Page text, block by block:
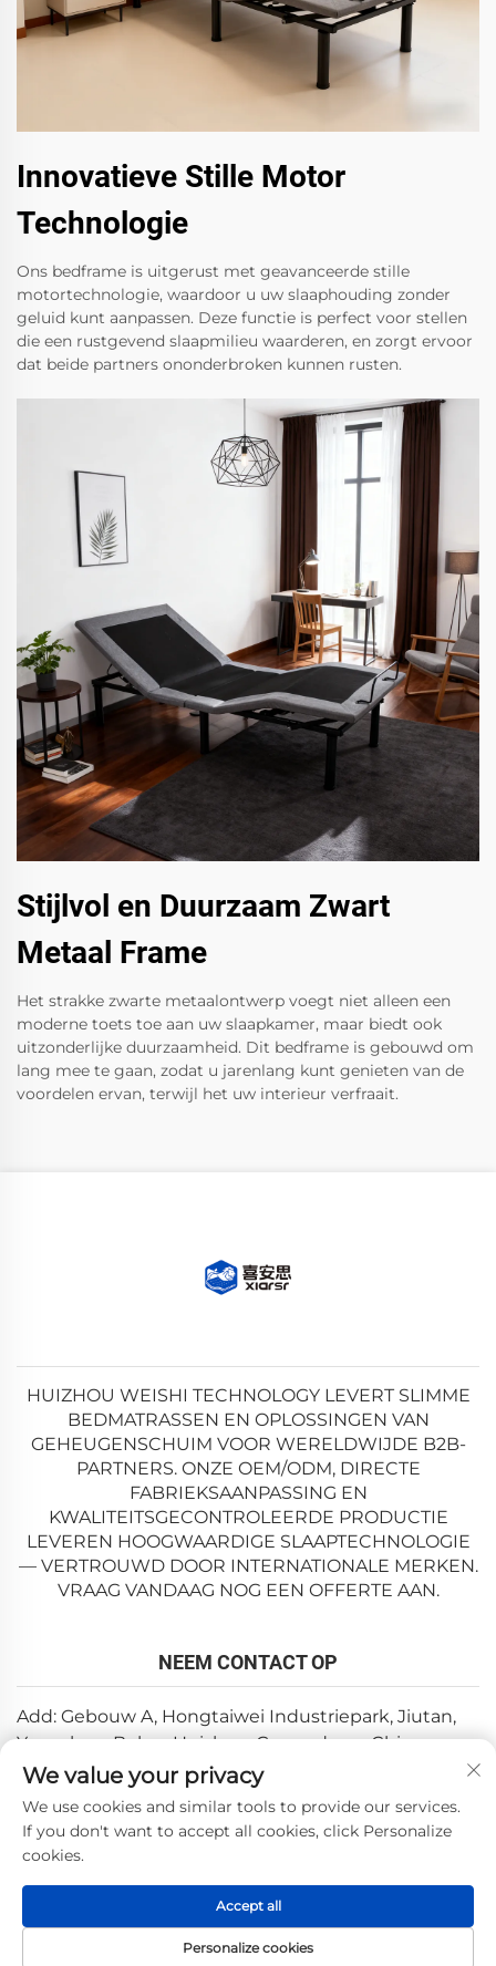
Innovatieve Stille Motor
Technologie
Ons bedframe is uitgerust met geavanceerde stille
motortechnologie, waardoor u uw slaaphouding zonder
geluid kunt aanpassen. Deze functie is perfect voor stellen
die een rustgevend slaapmilieu waarderen, en zorgt ervoor
dat beide partners ononderbroken kunnen rusten.
Stijlvol en Duurzaam Zwart
Metaal Frame
Het strakke zwarte metaalontwerp voegt niet alleen een
moderne toets toe aan uw slaapkamer, maar biedt ook
uitzonderlijke duurzaamheid. Dit bedframe is gebouwd om
lang mee te gaan, zodat u jarenlang kunt genieten van de
voordelen ervan, terwijl het uw interieur verfraait.
HUIZHOU WEISHI TECHNOLOGY LEVERT SLIMME
BEDMATRASSEN EN OPLOSSINGEN VAN
GEHEUGENSCHUIM VOOR WERELDWIJDE B2B-
PARTNERS. ONZE OEM/ODM, DIRECTE
FABRIEKSAANPASSING EN
KWALITEITSGECONTROLEERDE PRODUCTIE
LEVEREN HOOGWAARDIGE SLAAPTECHNOLOGIE
— VERTROUWD DOOR INTERNATIONALE MERKEN.
VRAAG VANDAAG NOG EEN OFFERTE AAN.
NEEM CONTACT OP
Add: Gebouw A, Hongtaiwei Industriepark, Jiutan,
Yuanzhou, Boluo, Huizhou, Guangdong, China
E-mail:[email protected]
Tel:+86-0752-6688646
Copyright © 2025 door Huizhou Weishi Technology Co., Ltd.
Privacybeleid
We value your privacy
We use cookies and similar tools to provide our services.
If you don't want to accept all cookies, click Personalize
cookies.
Personalize cookies
Accept all